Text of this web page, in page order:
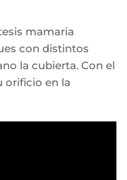
mamaria
con distintos
la cubierta. Con el
orificio en la